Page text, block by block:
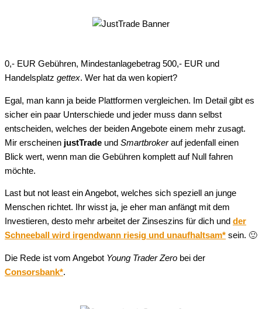
0,- EUR Gebühren, Mindestanlagebetrag 500,- EUR und
Handelsplatz gettex. Wer hat da wen kopiert?
Egal, man kann ja beide Plattformen vergleichen. Im Detail gibt es
sicher ein paar Unterschiede und jeder muss dann selbst
entscheiden, welches der beiden Angebote einem mehr zusagt.
Mir erscheinen justTrade und Smartbrokerauf jedenfall einen
Blick wert, wenn man die Gebühren komplett auf Null fahren
möchte.
Last but not least ein Angebot, welches sich speziell an junge
Menschen richtet. Ihr wisst ja, je eher man anfängt mit dem
Investieren, desto mehr arbeitet der Zinseszins für dich und der
Schneeball wird irgendwann riesig und unaufhaltsam* sein. 🙂
Die Rede ist vom Angebot Young Trader Zero bei der
Consorsbank*.